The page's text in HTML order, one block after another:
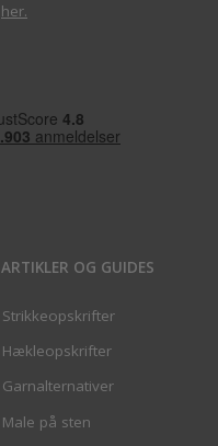
her.
ARTIKLER OG GUIDES
Strikkeopskrifter
Hækleopskrifter
Garnalternativer
Male på sten